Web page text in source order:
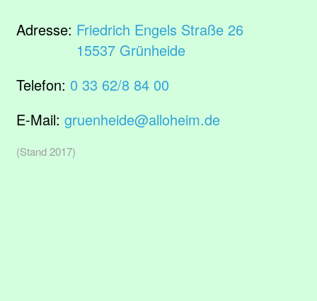
Adresse: Friedrich Engels Straße 26
15537 Grünheide
Telefon: 0 33 62/8 84 00
E-Mail: gruenheide@alloheim.de
(Stand 2017)